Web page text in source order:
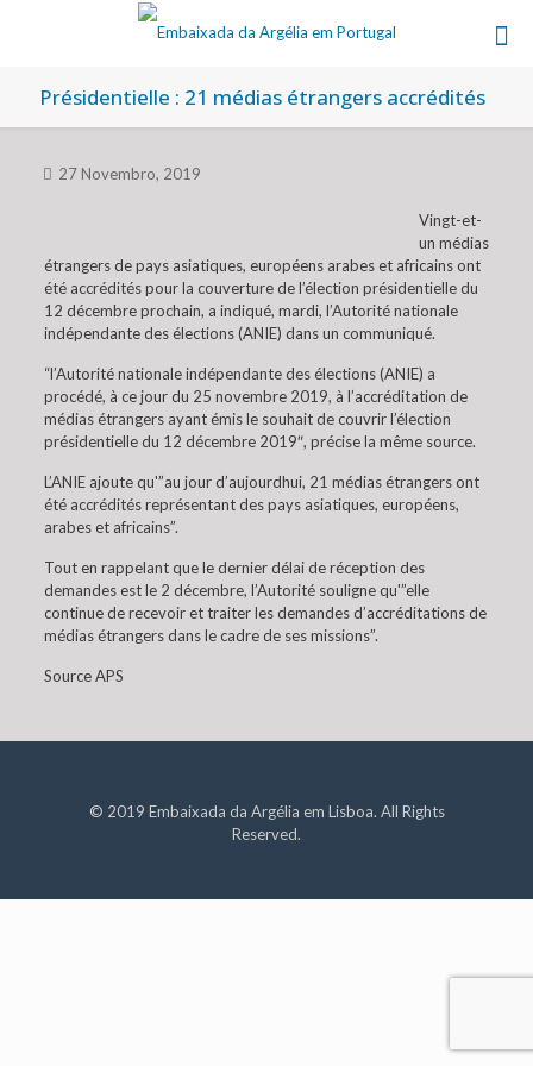
Présidentielle : 21 médias étrangers accrédités
27 Novembro, 2019
Vingt-et-
un médias
étrangers de pays asiatiques, européens arabes et africains ont
été accrédités pour la couverture de l’élection présidentielle du
12 décembre prochain, a indiqué, mardi, l’Autorité nationale
indépendante des élections (ANIE) dans un communiqué.
“l’Autorité nationale indépendante des élections (ANIE) a
procédé, à ce jour du 25 novembre 2019, à l’accréditation de
médias étrangers ayant émis le souhait de couvrir l’élection
présidentielle du 12 décembre 2019″, précise la même source.
L’ANIE ajoute qu'”au jour d’aujourdhui, 21 médias étrangers ont
été accrédités représentant des pays asiatiques, européens,
arabes et africains”.
Tout en rappelant que le dernier délai de réception des
demandes est le 2 décembre, l’Autorité souligne qu'”elle
continue de recevoir et traiter les demandes d’accréditations de
médias étrangers dans le cadre de ses missions”.
Source APS
© 2019 Embaixada da Argélia em Lisboa. All Rights
Reserved.